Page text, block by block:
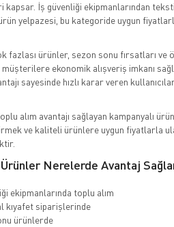
kapsar. İş güvenliği ekipmanlarından
yelpazesi, bu kategoride uygun
fazlası ürünler, sezon sonu fırsatları ve
ekonomik alışveriş imkanı
sayesinde hızlı karar veren
alım avantajı sağlayan kampanyalı
ve kaliteli ürünlere uygun fiyatlarla
Ürünler Nerelerde Avantaj
ekipmanlarında toplu alım
kıyafet siparişlerinde
ürünlerde